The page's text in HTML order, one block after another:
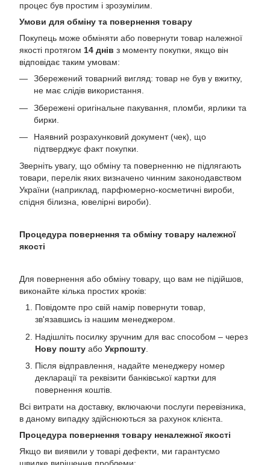
процес був простим і зрозумілим.
Умови для обміну та повернення товару
Покупець може обміняти або повернути товар належної
якості протягом 14 днів з моменту покупки, якщо він
відповідає таким умовам:
Збережений товарний вигляд: товар не був у вжитку,
не має слідів використання.
Збережені оригінальне пакування, пломби, ярлики та
бирки.
Наявний розрахунковий документ (чек), що
підтверджує факт покупки.
Зверніть увагу, що обміну та поверненню не підлягають
товари, перелік яких визначено чинним законодавством
України (наприклад, парфюмерно-косметичні вироби,
спідня білизна, ювелірні вироби).
Процедура повернення та обміну товару належної
якості
Для повернення або обміну товару, що вам не підійшов,
виконайте кілька простих кроків:
Повідомте про свій намір повернути товар,
зв'язавшись із нашим менеджером.
Надішліть посилку зручним для вас способом – через
Нову пошту або Укрпошту
Після відправлення, надайте менеджеру номер
декларації та реквізити банківської картки для
повернення коштів.
Всі витрати на доставку, включаючи послуги перевізника,
в даному випадку здійснюються за рахунок клієнта.
Процедура повернення товару неналежної якості
Якщо ви виявили у товарі дефекти, ми гарантуємо